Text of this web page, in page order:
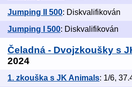
Jumping II 500: Diskvalifikován
Jumping I 500: Diskvalifikován
Čeladná - Dvojzkoušky s
2024
1. zkouška s JK Animals: 1/6,